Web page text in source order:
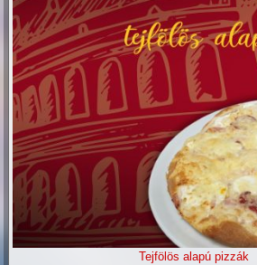
Tejfölös alapú pizzák